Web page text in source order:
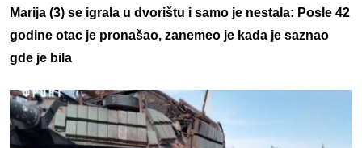
Marija (3) se igrala u dvorištu i samo je nestala: Posle 42
godine otac je pronašao, zanemeo je kada je saznao
gde je bila